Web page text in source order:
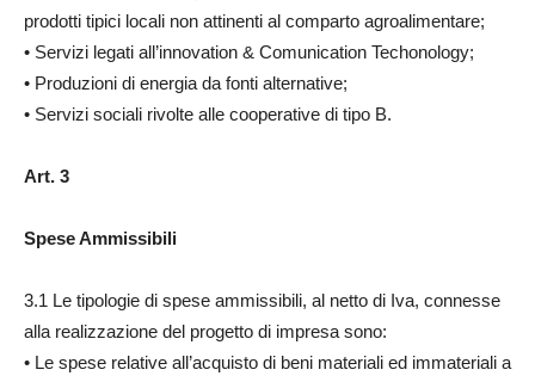
prodotti tipici locali non attinenti al comparto agroalimentare;
• Servizi legati all’innovation & Comunication Techonology;
• Produzioni di energia da fonti alternative;
• Servizi sociali rivolte alle cooperative di tipo B.
Art. 3
Spese Ammissibili
3.1 Le tipologie di spese ammissibili, al netto di Iva, connesse
alla realizzazione del progetto di impresa sono:
• Le spese relative all’acquisto di beni materiali ed immateriali a